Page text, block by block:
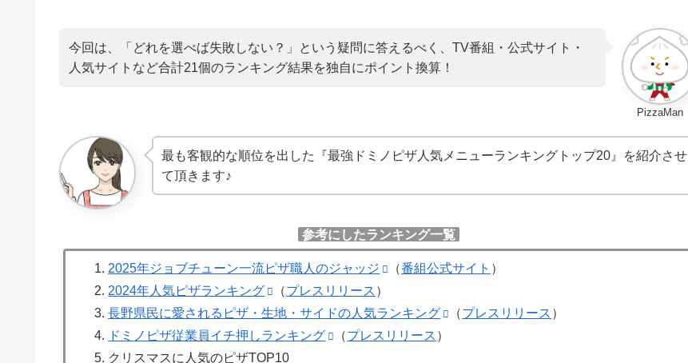
PizzaMan
今回は、「どれを選べば失敗しない？」という疑問に答えるべく、TV番組・公式サイト・
人気サイトなど合計21個のランキング結果を独自にポイント換算！
最も客観的な順位を出した『最強ドミノピザ人気メニューランキングトップ20』を紹介させ
て頂きます♪
参考にしたランキング一覧
2025年ジョブチューン一流ピザ職人のジャッジ （番組公式サイト ）
2024年人気ピザランキング
（プレスリリース ）
長野県民に愛されるピザ・生地・サイドの人気ランキング
（プレスリリース ）
ドミノピザ従業員イチ押しランキング
（プレスリリース ）
クリスマスに人気のピザTOP10